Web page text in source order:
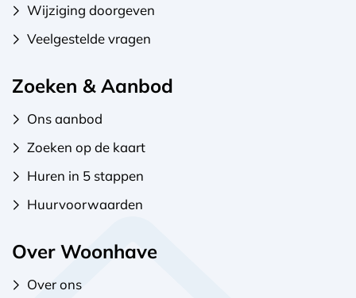
Wijziging doorgeven
Veelgestelde vragen
Zoeken & Aanbod
Ons aanbod
Zoeken op de kaart
Huren in 5 stappen
Huurvoorwaarden
Over Woonhave
Over ons